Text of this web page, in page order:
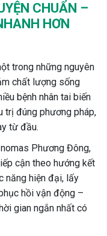
CHUẨN –
HƠN
trong những nguyên
chất lượng sống
bệnh nhân tai biến
trị đúng phương pháp,
từ đầu.
Phương Đông,
cận theo hướng kết
năng hiện đại, lấy
hồi vận động –
gian ngắn nhất có